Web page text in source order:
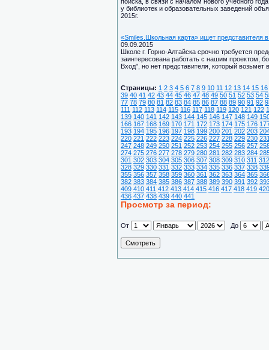
у библиотек и образовательных заведений
2015г.
«Smiles.Школьная карта» ищет представителя
09.09.2015
Школе г. Горно-Алтайска срочно требуется
заинтересована работать с нашим проектом,
Вход", но нет представителя, который возьмет
Страницы: 1 2 3 4 5 6 7 8 9 10 11 12 13 14 15 16
39 40 41 42 43 44 45 46 47 48 49 50 51 52 53 54
77 78 79 80 81 82 83 84 85 86 87 88 89 90 91 92
111 112 113 114 115 116 117 118 119 120 121 122
139 140 141 142 143 144 145 146 147 148 149
166 167 168 169 170 171 172 173 174 175 176
193 194 195 196 197 198 199 200 201 202 203
220 221 222 223 224 225 226 227 228 229 230
247 248 249 250 251 252 253 254 255 256 257
274 275 276 277 278 279 280 281 282 283 284
301 302 303 304 305 306 307 308 309 310 311 312
328 329 330 331 332 333 334 335 336 337 338
355 356 357 358 359 360 361 362 363 364 365
382 383 384 385 386 387 388 389 390 391 392
409 410 411 412 413 414 415 416 417 418 419 420
436 437 438 439 440 441
Просмотр за период:
От До